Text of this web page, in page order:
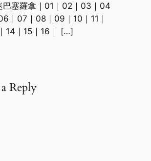
塞羅拿｜01｜02｜03｜04
｜07｜08｜09｜10｜11｜
14｜15｜16｜ […]
Reply